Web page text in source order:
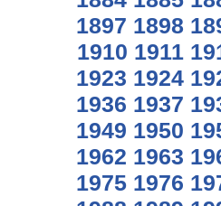
1897 1898
1910 1911
1923 1924
1936 1937
1949 1950
1962 1963
1975 1976